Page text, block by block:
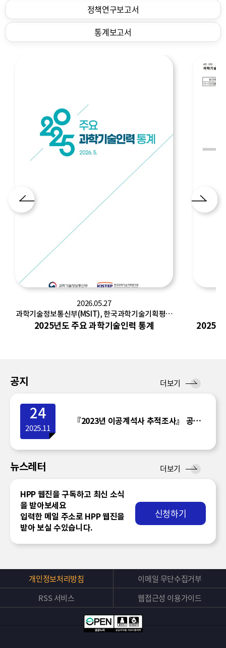
정책연구보고서
통계보고서
2026.05.27
과학기술정보통신부(MSIT), 한국과학기술기획평가
원(KISTEP)
2025년도 주요 과학기술인력 통계 2025
공지
24
2025.11
『2023년 이공계석사 추적조사』 공표일정
공
더보기
뉴스레터
HPP 웹진을 구독하고 최신 소식
을 받아보세요
입력한 메일 주소로 HPP 웹진을
받아 보실 수있습니다.
신청하기
뉴
터
더보기
개인정보처리방침
이메일 무단수집거부
RSS 서비스
웹접근성 이용가이드